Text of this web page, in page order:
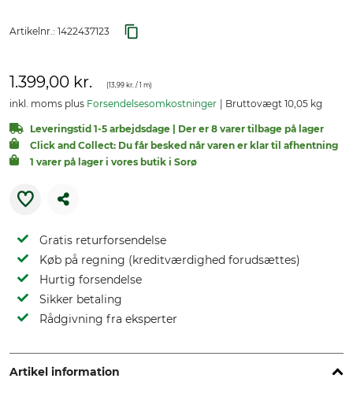
Artikelnr.: 1422437123
1.399,00 kr. (13,99 kr. / 1 m)
inkl. moms plus Forsendelsesomkostninger Bruttovægt 10,05 kg
Leveringstid 1-5 arbejdsdage | Der er 8 varer tilbage på lager
Click and Collect: Du får besked når varen er klar til afhentning
1 varer på lager i vores butik i Sorø
Gratis returforsendelse
Køb på regning (kreditværdighed forudsættes)
Hurtig forsendelse
Sikker betaling
Rådgivning fra eksperter
Artikel information